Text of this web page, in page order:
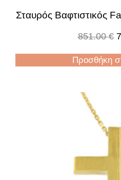
Σταυρός Βαφτιστικός
851.00€
Προσθήκη